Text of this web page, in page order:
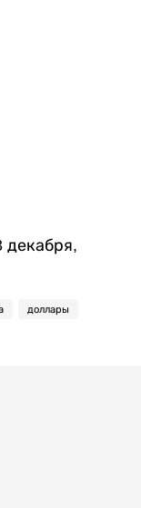
декабря,
доллары